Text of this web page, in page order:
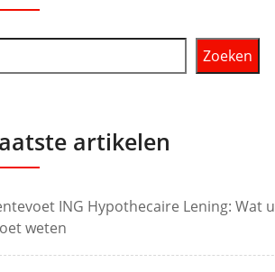
Zoeken
artikelen
ING Hypothecaire Lening: Wat u
weten